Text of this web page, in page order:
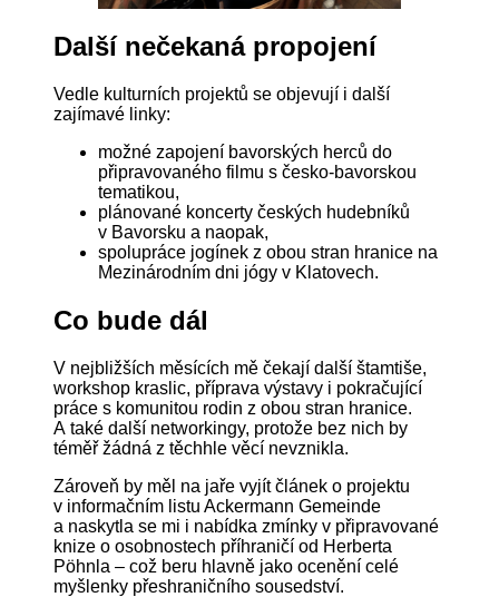
Další nečekaná propojení
Vedle kulturních projektů se objevují i další
zajímavé linky:
možné zapojení bavorských herců do
připravovaného filmu s česko-bavorskou
tematikou,
plánované koncerty českých hudebníků
v Bavorsku a naopak,
spolupráce jogínek z obou stran hranice na
Mezinárodním dni jógy v Klatovech.
Co bude dál
V nejbližších měsících mě čekají další štamtiše,
workshop kraslic, příprava výstavy i pokračující
práce s komunitou rodin z obou stran hranice.
A také další networkingy, protože bez nich by
téměř žádná z těchhle věcí nevznikla.
Zároveň by měl na jaře vyjít článek o projektu
v informačním listu Ackermann Gemeinde
a naskytla se mi i nabídka zmínky v připravované
knize o osobnostech příhraničí od Herberta
Pöhnla – což beru hlavně jako ocenění celé
myšlenky přeshraničního sousedství.